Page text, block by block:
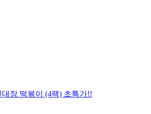
장 떡볶이 (4팩) 초특가!!